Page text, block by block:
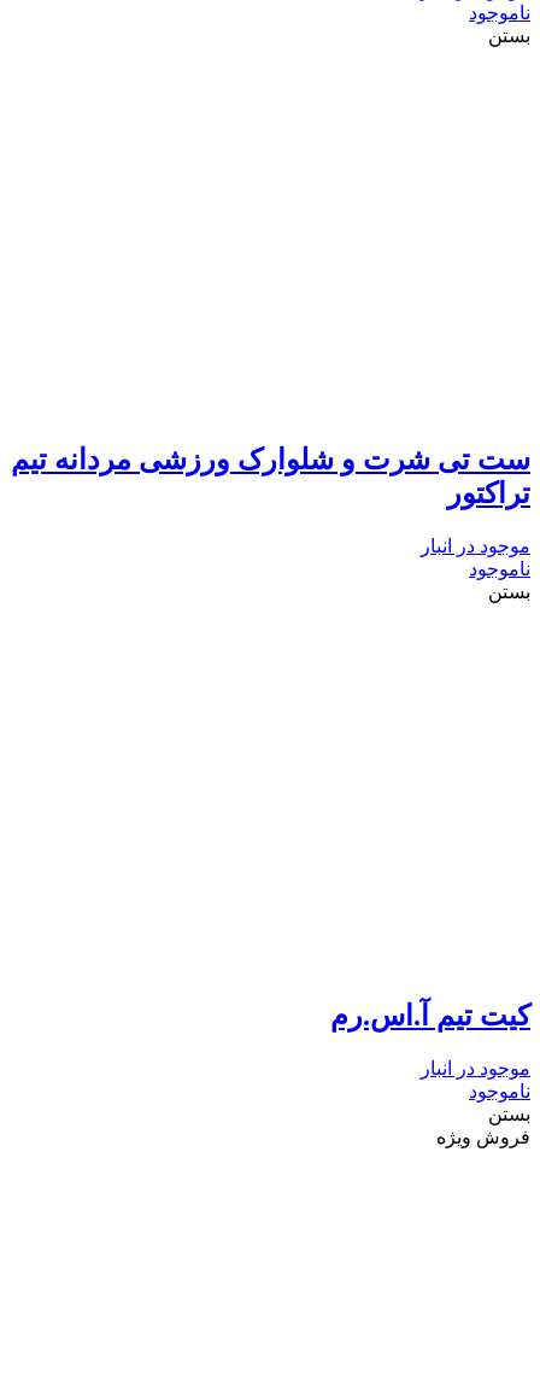
ناموجود
بستن
ست تی شرت و شلوارک ورزشی مردانه تیم
تراکتور
موجود در انبار
ناموجود
بستن
کیت تیم آ.اس.رم
موجود در انبار
ناموجود
بستن
فروش ویژه